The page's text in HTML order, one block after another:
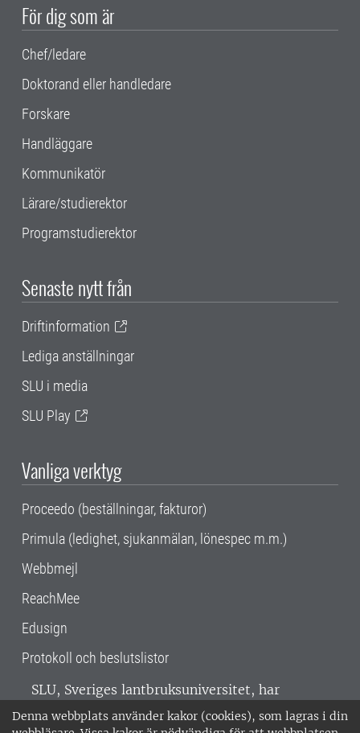
Denna webbplats använder kakor (cookies), som lagras i din
För dig som är
Chef/ledare
Doktorand eller handledare
Forskare
Handläggare
Kommunikatör
Lärare/studierektor
Programstudierektor
Senaste nytt från
Driftinformation
Lediga anställningar
SLU i media
SLU Play
Vanliga verktyg
Proceedo (beställningar, fakturor)
Primula (ledighet, sjukanmälan, lönespec m.m.)
Webbmejl
ReachMee
Edusign
Protokoll och beslutslistor
SLU, Sveriges lantbruksuniversitet, har
verksamhet över hela Sverige. Huvudorter är
Alnarp, Uppsala och Umeå.SLU är